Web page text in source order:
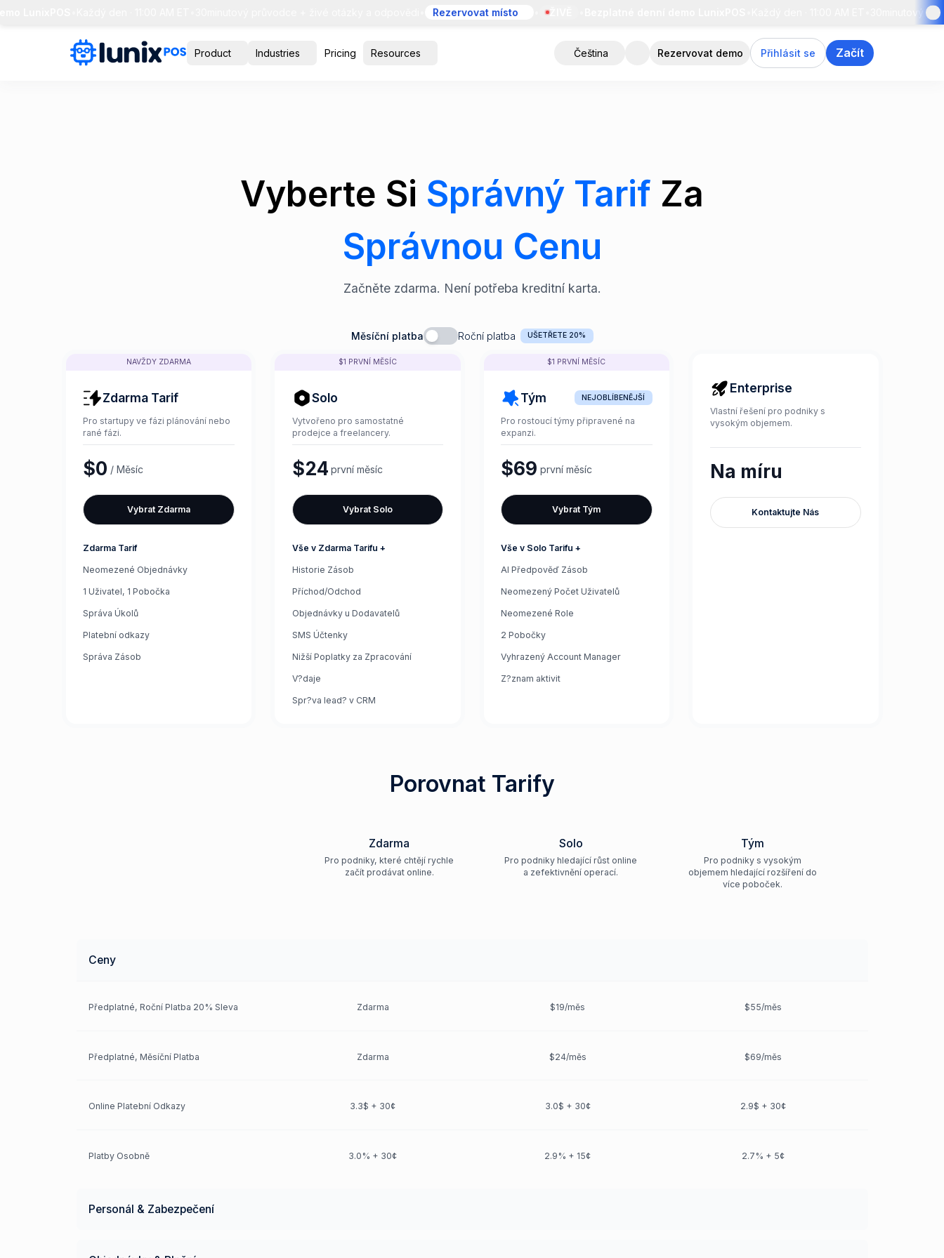
Rezervovat místo • ŽIVĚ 30minutový
Product Industries Pricing Resources Čeština Rezervovat demo Přihlásit se Začít
Vyberte Si Správný Tarif Za
Správnou Cenu
Začněte zdarma. Není potřeba kreditní karta.
Měsíční platba Roční platba UŠETŘETE 20%
NAVŽDY ZDARMA
Zdarma Tarif
Pro startupy ve fázi plánování nebo
rané fázi.
$0 / Měsíc
Vybrat Zdarma
Zdarma Tarif
Neomezené Objednávky
1 Uživatel, 1 Pobočka
Správa Úkolů
Platební odkazy
Správa Zásob
$1 PRVNÍ MĚSÍC
Solo
Vytvořeno pro samostatné
prodejce a freelancery.
$24 první měsíc
Vybrat Solo
Vše v Zdarma Tarifu +
Historie Zásob
Příchod/Odchod
Objednávky u Dodavatelů
SMS Účtenky
Nižší Poplatky za Zpracování
V?daje
Spr?va lead? v CRM
$1 PRVNÍ MĚSÍC
Tým NEJOBLÍBENĚJŠÍ
Pro rostoucí týmy připravené na
expanzi.
$69 první měsíc
Vybrat Tým
Vše v Solo Tarifu +
AI Předpověď Zásob
Neomezený Počet Uživatelů
Neomezené Role
2 Pobočky
Vyhrazený Account Manager
Z?znam aktivit
Enterprise
Vlastní řešení pro podniky s
vysokým objemem.
Na míru
Kontaktujte Nás
Porovnat Tarify
Zdarma
Pro podniky, které chtějí rychle
začít prodávat online.
Solo
Pro podniky hledající růst online
a zefektivnění operací.
Tým
Pro podniky s vysokým
objemem hledající rozšíření do
více poboček.
Ceny
Předplatné, Roční Platba 20% Sleva Zdarma $19/měs $55/měs
Předplatné, Měsíční Platba Zdarma $24/měs $69/měs
Online Platební Odkazy 3.3$ + 30¢ 3.0$ + 30¢ 2.9$ + 30¢
Platby Osobně 3.0% + 30¢ 2.9% + 15¢ 2.7% + 5¢
Personál & Zabezpečení